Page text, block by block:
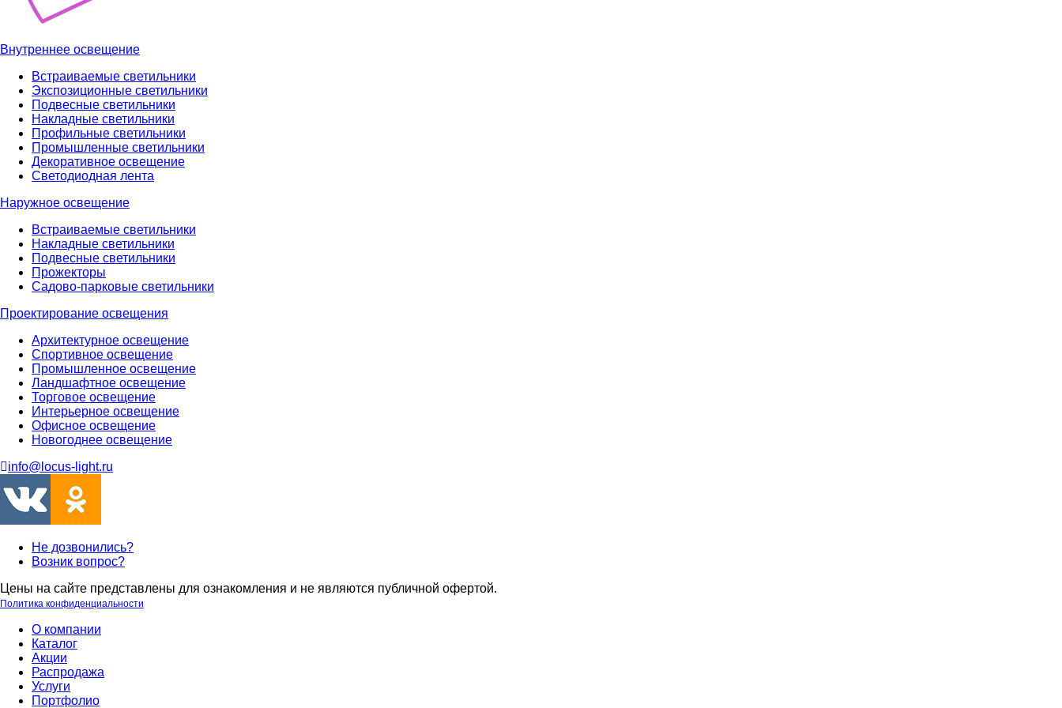
Внутреннее освещение
Встраиваемые светильники
Экспозиционные светильники
Подвесные светильники
Накладные светильники
Профильные светильники
Промышленные светильники
Декоративное освещение
Светодиодная лента
Наружное освещение
Встраиваемые светильники
Накладные светильники
Подвесные светильники
Прожекторы
Садово-парковые светильники
Проектирование освещения
Архитектурное освещение
Спортивное освещение
Промышленное освещение
Ландшафтное освещение
Торговое освещение
Интерьерное освещение
Офисное освещение
Новогоднее освещение
info@locus-light.ru
Не дозвонились?
Возник вопрос?
Цены на сайте представлены для ознакомления и не являются публичной офертой.
Политика конфиденциальности
О компании
Каталог
Акции
Распродажа
Услуги
Портфолио